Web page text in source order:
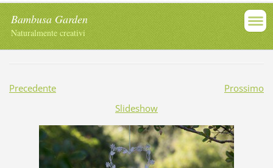
Bambusa Garden
Naturalmente creativi
Precedente
Prossimo
Slideshow